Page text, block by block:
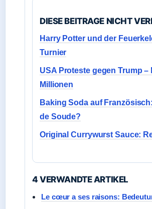
DIESE BEITRAGE NICHT
Harry Potter und der
Turnier
USA Proteste gegen Trump
Millionen
Baking Soda auf
de Soude?
Original Currywurst Sauce:
4 VERWANDTE ARTIKEL
Le cœur a ses raisons: